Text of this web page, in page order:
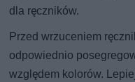
dla ręczników.
Przed wrzuceniem
odpowiednio
względem kolorów.